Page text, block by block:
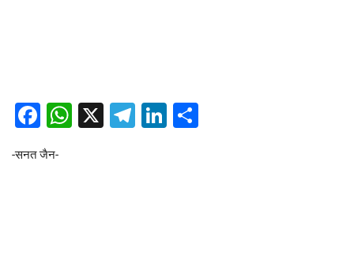
Facebook
WhatsApp
X Telegram
LinkedIn
-सनत जैन-